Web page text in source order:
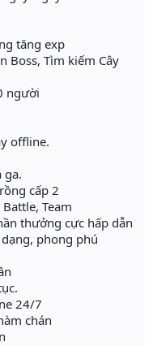
tăng exp
Boss, Tìm kiếm Cây
người
offline.
ga.
cấp 2
Team
thưởng cực hấp dẫn
phong phú
24/7
chán